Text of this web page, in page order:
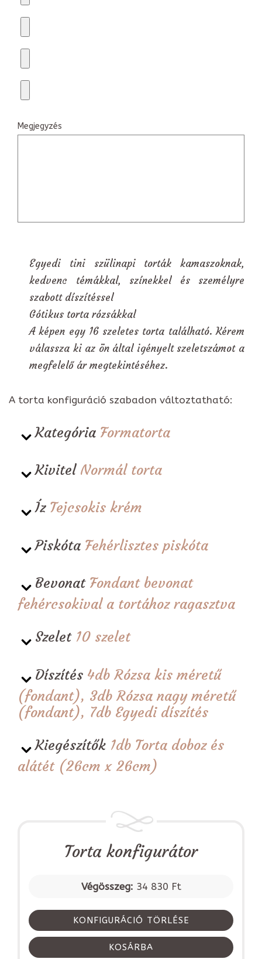
Megjegyzés
Egyedi tini szülinapi torták kamaszoknak,
kedvenc témákkal, színekkel és személyre
szabott díszítéssel
Gótikus torta rózsákkal
A képen egy 16 szeletes torta található. Kérem
válassza ki az ön által igényelt szeletszámot a
megfelelő ár megtekintéséhez.
A torta konfiguráció szabadon változtatható:
Kategória Formatorta
Kivitel Normál torta
Íz Tejcsokis krém
Piskóta Fehérlisztes piskóta
Bevonat Fondant bevonat
fehércsokival a tortához ragasztva
Szelet 10 szelet
Díszítés 4db Rózsa kis méretű
(fondant), 3db Rózsa nagy méretű
(fondant), 7db Egyedi díszítés
Kiegészítők 1db Torta doboz és
alátét (26cm x 26cm)
Torta konfigurátor
Végösszeg: 34 830 Ft
KONFIGURÁCIÓ TÖRLÉSE
KOSÁRBA